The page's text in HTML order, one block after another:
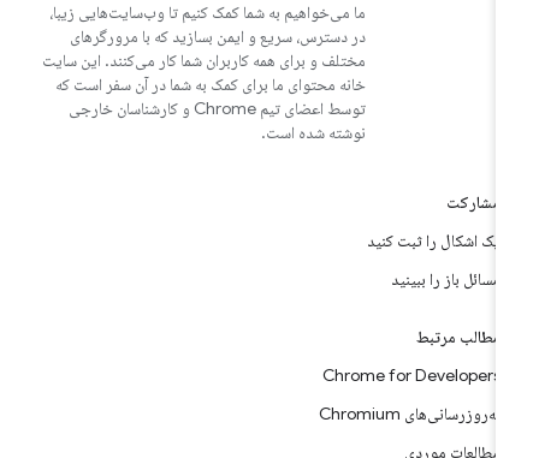
ما می‌خواهیم به شما کمک کنیم تا وب‌سایت‌هایی زیبا،
در دسترس، سریع و ایمن بسازید که با مرورگرهای
مختلف و برای همه کاربران شما کار می‌کنند. این سایت
خانه محتوای ما برای کمک به شما در آن سفر است که
توسط اعضای تیم Chrome و کارشناسان خارجی
نوشته شده است.
مشارکت
یک اشکال را ثبت کنید
مسائل باز را ببینید
مطالب مرتبط
Chrome for Developers
به‌روزرسانی‌های Chromium
مطالعات موردی